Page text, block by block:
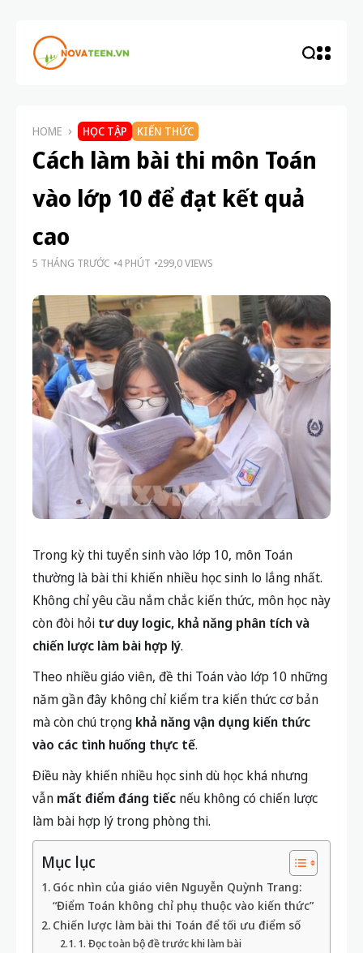
HOME HỌC TẬP KIẾN THỨC
Cách làm bài thi môn Toán
vào lớp 10 để đạt kết quả
cao
5 THÁNG TRƯỚC 4 PHÚT 299,0 VIEWS
Trong kỳ thi tuyển sinh vào lớp 10, môn Toán
thường là bài thi khiến nhiều học sinh lo lắng nhất.
Không chỉ yêu cầu nắm chắc kiến thức, môn học này
còn đòi hỏi tư duy logic, khả năng phân tích và
chiến lược làm bài hợp lý.
Theo nhiều giáo viên, đề thi Toán vào lớp 10 những
năm gần đây không chỉ kiểm tra kiến thức cơ bản
mà còn chú trọng khả năng vận dụng kiến thức
vào các tình huống thực tế.
Điều này khiến nhiều học sinh dù học khá nhưng
vẫn mất điểm đáng tiếc nếu không có chiến lược
làm bài hợp lý trong phòng thi.
Mục lục
Góc nhìn của giáo viên Nguyễn Quỳnh Trang:
“Điểm Toán không chỉ phụ thuộc vào kiến thức”
Chiến lược làm bài thi Toán để tối ưu điểm số
1. Đọc toàn bộ đề trước khi làm bài